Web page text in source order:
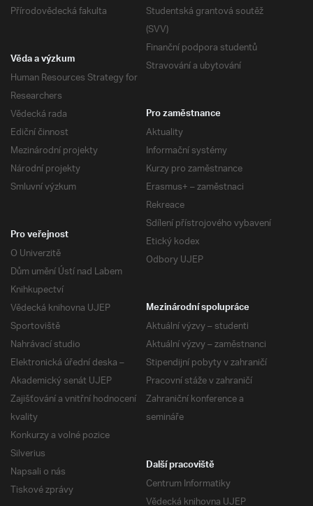
Přírodovědecká fakulta
Studentská grantová soutěž
(SVV)
Finanční podpora studentů
Stravování a ubytování
Věda a výzkum
Human Resources Strategy for
Researchers
Vědecká rada
Ediční činnost
Mezinárodní projekty
Národní projekty
Smluvní výzkum
Pro zaměstnance
Aktuality
Informační systémy
Kurzy pro zaměstnance
Erasmus+ – zaměstnaci
Rekreace
Sdílení přístrojového vybavení
Etický kodex
Odbory UJEP
Pro veřejnost
O Univerzitě
Dům umění Ústí nad Labem
Knihkupectví
Vědecká knihovna UJEP
Sportoviště
Nahrávací studio
Elektronická úřední deska –
Akademický senát UJEP
Zajišťování a vnitřní hodnocení
kvality
Konkurzy a volné pozice
Silverius
Napsali o nás
Tiskové zprávy
Mezinárodní spolupráce
Aktuální výzvy – studenti
Aktuální výzvy – zaměstnanci
Stipendijní pobyty v zahraničí
Pracovní stáže v zahraničí
Zahraniční konference a
semináře
Další pracoviště
Centrum Informatiky
Vědecká knihovna UJEP